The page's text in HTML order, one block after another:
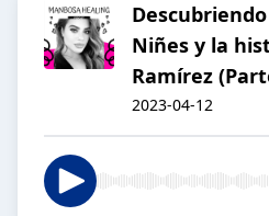
Niñes y la
Ramírez
2023-04-12